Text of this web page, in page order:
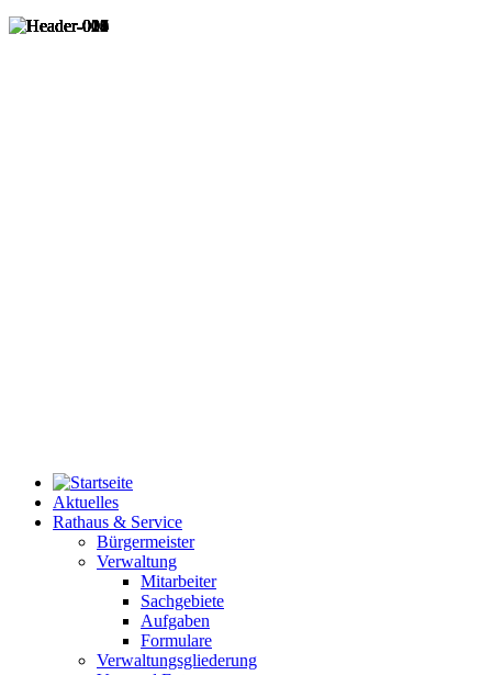
Aktuelles
Rathaus & Service
Bürgermeister
Verwaltung
Mitarbeiter
Sachgebiete
Aufgaben
Formulare
Verwaltungsgliederung